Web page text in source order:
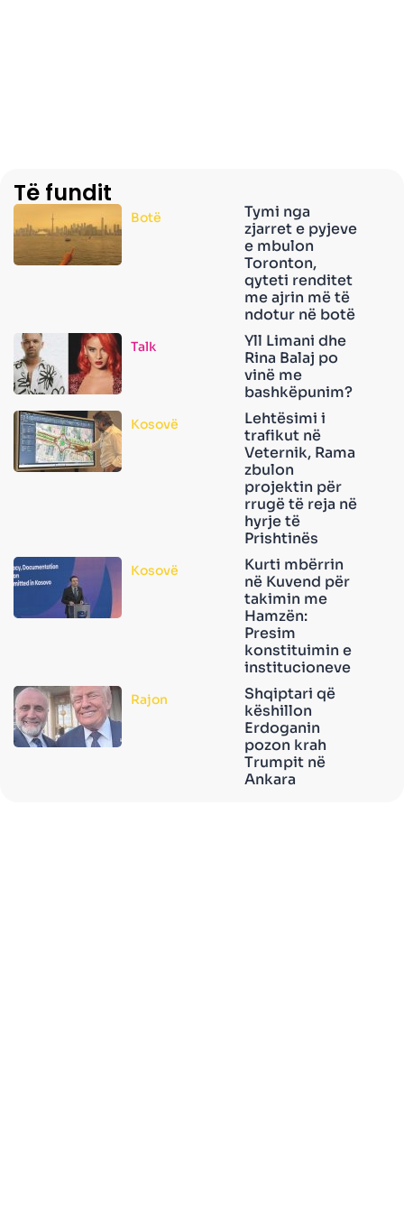
Të fundit
Botë
Tymi nga
zjarret e pyjeve
e mbulon
Toronton,
qyteti renditet
me ajrin më të
ndotur në botë
Talk
Yll Limani dhe
Rina Balaj po
vinë me
bashkëpunim?
Kosovë
Lehtësimi i
trafikut në
Veternik, Rama
zbulon
projektin për
rrugë të reja në
hyrje të
Prishtinës
Kosovë
Kurti mbërrin
në Kuvend për
takimin me
Hamzën:
Presim
konstituimin e
institucioneve
Rajon
Shqiptari që
këshillon
Erdoganin
pozon krah
Trumpit në
Ankara